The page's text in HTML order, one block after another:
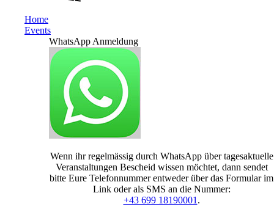
Home
Events
WhatsApp Anmeldung
Wenn ihr regelmässig durch WhatsApp über tagesaktuelle
Veranstaltungen Bescheid wissen möchtet, dann sendet
bitte Eure Telefonnummer entweder über das Formular im
Link oder als SMS an die Nummer:
+43 699 18190001 .